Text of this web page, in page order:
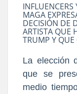
MAGA
DECISIÓN DE
ARTISTA QUE
TRUMP Y
La elección
que se
medio